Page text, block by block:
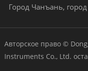
Город Чанъань,
Авторское право ©
Instruments Co., Ltd.